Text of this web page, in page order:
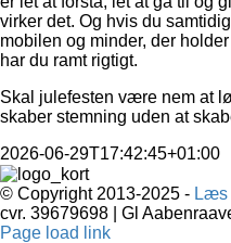
virker det. Og hvis du
mobilen og minder, der
har du ramt rigtigt.
Skal julefesten være nem at
skaber stemning uden at
2026-06-29T17:42:45+01:00
© Copyright 2013-2025 - Læs
cvr. 39679698 | Gl
Page load link